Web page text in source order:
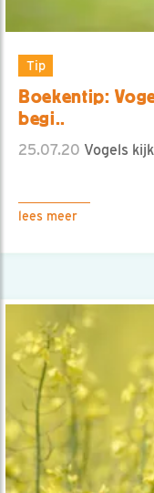
Tip
Boekentip:
begi..
25.07.20 Vogels
lees meer